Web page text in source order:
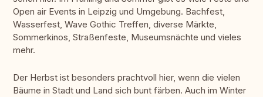
Open air Events in Leipzig und Umgebung. Bachfest,
Wasserfest, Wave Gothic Treffen, diverse Märkte,
Sommerkinos, Straßenfeste, Museumsnächte und vieles
mehr.
Der Herbst ist besonders prachtvoll hier, wenn die vielen
Bäume in Stadt und Land sich bunt färben. Auch im Winter